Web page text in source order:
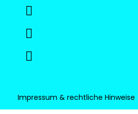
Impressum & rechtliche Hinweise